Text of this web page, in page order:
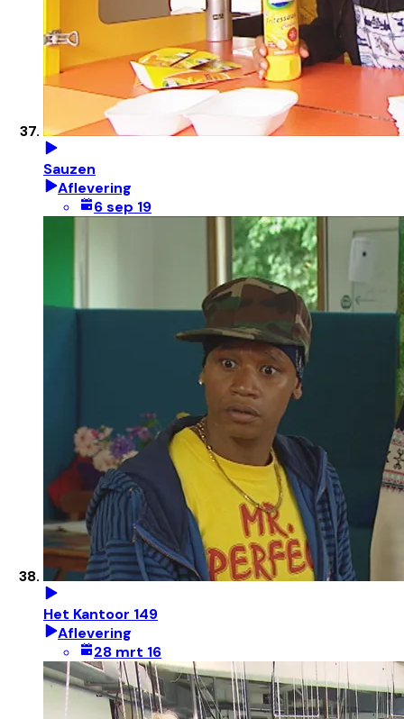
Sauzen
Aflevering
6 sep 19
Het Kantoor 149
Aflevering
28 mrt 16